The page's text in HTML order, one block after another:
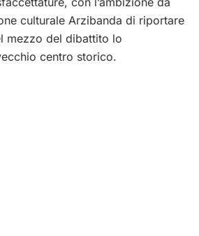
culturale Arzibanda di riportare
mezzo del dibattito lo
centro storico.